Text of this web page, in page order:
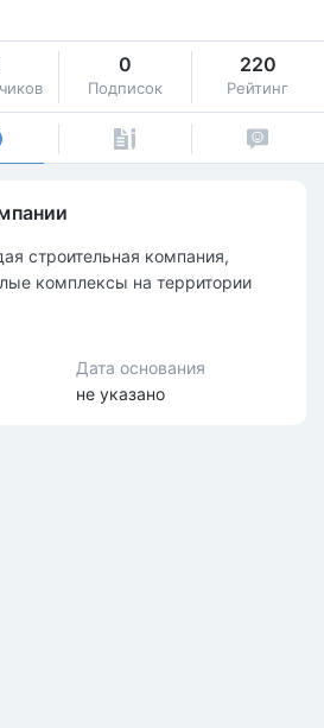
0
Подписок
220
Рейтинг
строительная компания,
комплексы на территории
Дата основания
не указано